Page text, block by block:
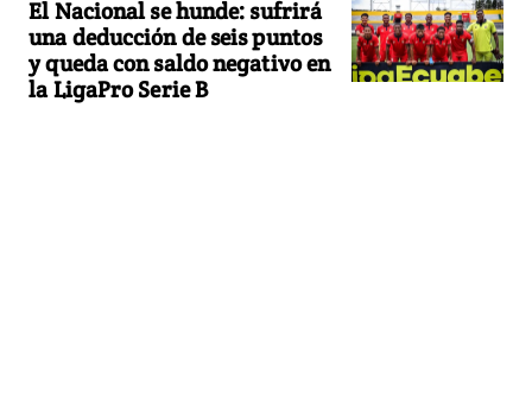
El Nacional se hunde: sufrirá
una deducción de seis puntos
y queda con saldo negativo en
la LigaPro Serie B